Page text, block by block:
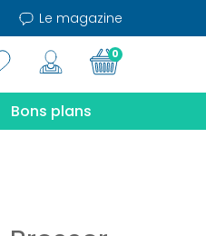
Le magazine
0
Bons plans